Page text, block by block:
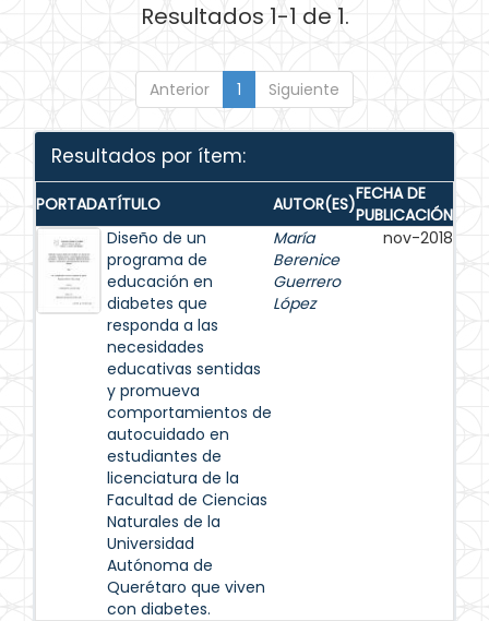
Resultados 1-1 de 1.
Anterior 1 Siguiente
Resultados por ítem:
PORTADATÍTULO AUTOR(ES)FECHA DE
PUBLICACIÓN
Diseño de un
programa de
educación en
diabetes que
responda a las
necesidades
educativas sentidas
y promueva
comportamientos de
autocuidado en
estudiantes de
licenciatura de la
Facultad de Ciencias
Naturales de la
Universidad
Autónoma de
Querétaro que viven
con diabetes.
María
Berenice
Guerrero
López
nov-2018